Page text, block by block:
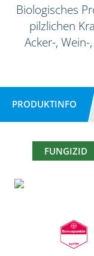
Biologisches
pilzlichen
Acker-,
PRODUKTINFO
FUNGIZID